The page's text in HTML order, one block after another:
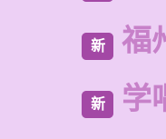
新 福
新 学